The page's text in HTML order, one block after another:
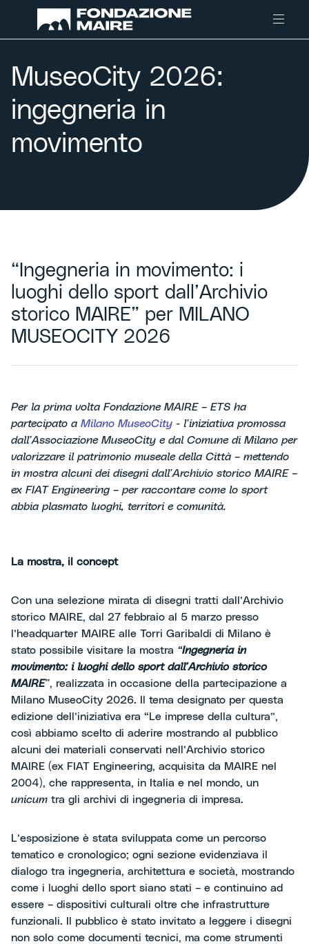
MuseoCity 2026:
ingegneria in
movimento
“Ingegneria in movimento: i
luoghi dello sport dall’Archivio
storico MAIRE” per MILANO
MUSEOCITY 2026
Per la prima volta Fondazione MAIRE – ETS ha
partecipato a Milano MuseoCity - l’iniziativa promossa
dall’Associazione MuseoCity e dal Comune di Milano per
valorizzare il patrimonio museale della Città – mettendo
in mostra alcuni dei disegni dall’Archivio storico MAIRE –
ex FIAT Engineering – per raccontare come lo sport
abbia plasmato luoghi, territori e comunità.
La mostra, il concept
Con una selezione mirata di disegni tratti dall’Archivio
storico MAIRE, dal 27 febbraio al 5 marzo presso
l’headquarter MAIRE alle Torri Garibaldi di Milano è
stato possibile visitare la mostra “Ingegneria in
movimento: i luoghi dello sport dall’Archivio storico
MAIRE”, realizzata in occasione della partecipazione a
Milano MuseoCity 2026. Il tema designato per questa
edizione dell’iniziativa era “Le imprese della cultura”,
così abbiamo scelto di aderire mostrando al pubblico
alcuni dei materiali conservati nell’Archivio storico
MAIRE (ex FIAT Engineering, acquisita da MAIRE nel
2004), che rappresenta, in Italia e nel mondo, un
unicum tra gli archivi di ingegneria di impresa.
L’esposizione è stata sviluppata come un percorso
tematico e cronologico; ogni sezione evidenziava il
dialogo tra ingegneria, architettura e società, mostrando
come i luoghi dello sport siano stati – e continuino ad
essere – dispositivi culturali oltre che infrastrutture
funzionali. Il pubblico è stato invitato a leggere i disegni
non solo come documenti tecnici, ma come strumenti